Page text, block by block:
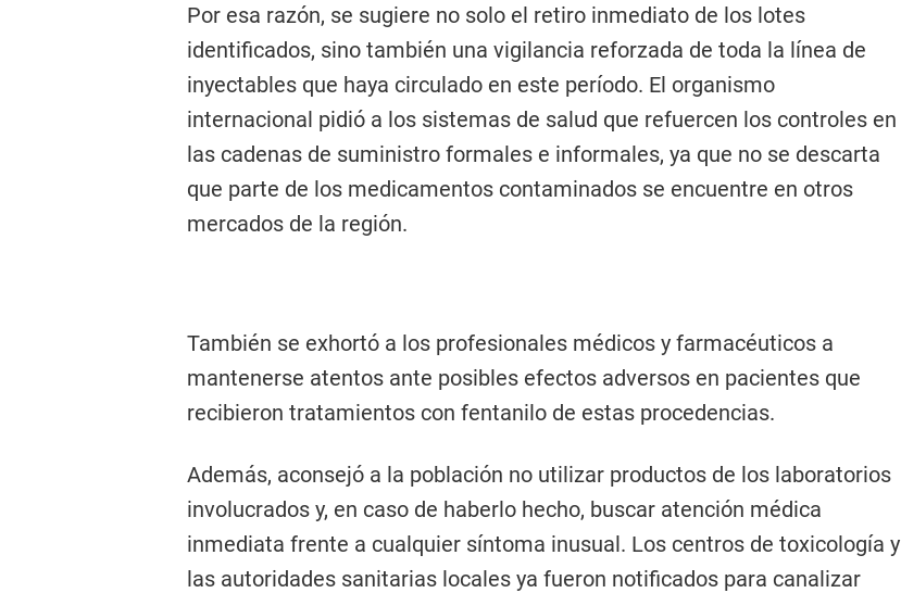
Por esa razón, se sugiere no solo el retiro inmediato de los lotes
identificados, sino también una vigilancia reforzada de toda la línea de
inyectables que haya circulado en este período. El organismo
internacional pidió a los sistemas de salud que refuercen los controles en
las cadenas de suministro formales e informales, ya que no se descarta
que parte de los medicamentos contaminados se encuentre en otros
mercados de la región.
También se exhortó a los profesionales médicos y farmacéuticos a
mantenerse atentos ante posibles efectos adversos en pacientes que
recibieron tratamientos con fentanilo de estas procedencias.
Además, aconsejó a la población no utilizar productos de los laboratorios
involucrados y, en caso de haberlo hecho, buscar atención médica
inmediata frente a cualquier síntoma inusual. Los centros de toxicología y
las autoridades sanitarias locales ya fueron notificados para canalizar